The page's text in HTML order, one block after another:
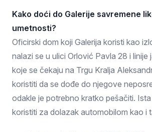
Kako doći do Galerije savremene
umetnosti?
Oficirski dom koji Galerija koristi kao
nalazi se u ulici Orlović Pavla 28 i
koje se čekaju na Trgu Kralja
koristiti da se dođe do njegove
odakle je potrebno kratko pešačiti.
koristiti za dolazak automobilom kao i